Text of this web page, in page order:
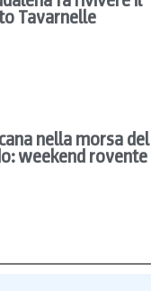
Tavarnelle
nella morsa del
weekend rovente